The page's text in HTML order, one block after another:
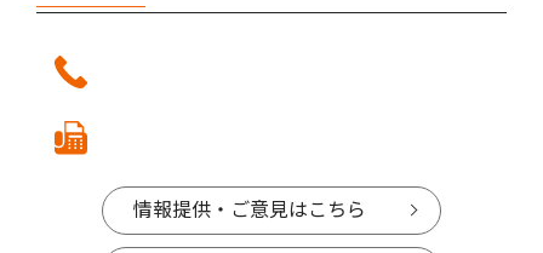
情報提供・ご意見はこちら